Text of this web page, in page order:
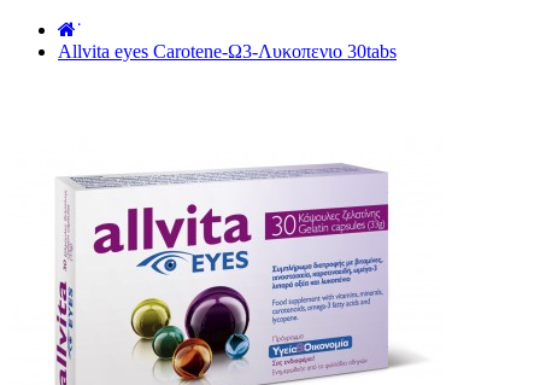
˙
Allvita eyes Carotene-Ω3-Λυκοπενιο 30tabs